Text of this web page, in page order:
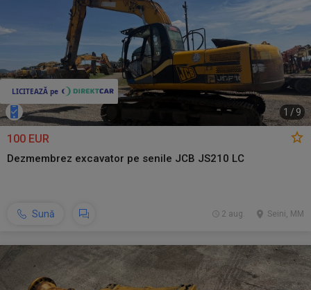
1 / 9
100 EUR
Dezmembrez excavator pe senile JCB JS210 LC
Sună Seini, MM
2 aug.